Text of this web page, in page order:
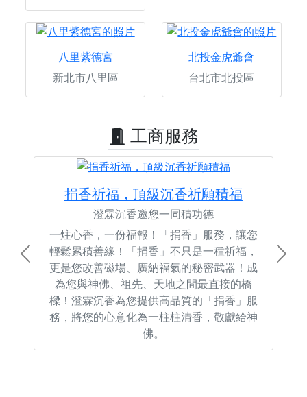
八里紫德宮
新北市八里區
北投金虎爺會
台北市北投區
工商服務
捐香祈福，頂級沉香祈願積福
澄霖沉香邀您一同積功德
一炷心香，一份福報！「捐香」服務，讓您
輕鬆累積善緣！「捐香」不只是一種祈福，
更是您改善磁場、廣納福氣的秘密武器！成
為您與神佛、祖先、天地之間最直接的橋
樑！澄霖沉香為您提供高品質的「捐香」服
務，將您的心意化為一柱柱清香，敬獻給神
佛。
Previous Next